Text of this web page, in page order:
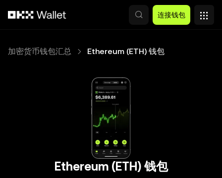
连接钱包
加密货币钱包汇总 Ethereum (ETH) 钱包
Ethereum (ETH) 钱包